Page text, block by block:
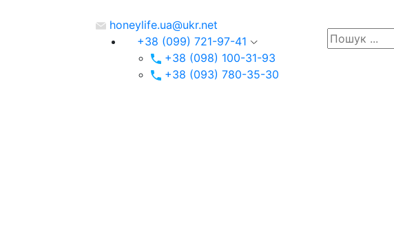
honeylife.ua@ukr.net
+38 (099) 721-97-41
+38 (098) 100-31-93
+38 (093) 780-35-30